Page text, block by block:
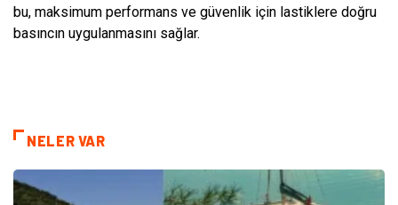
bu, maksimum performans ve güvenlik için lastiklere doğru
basıncın uygulanmasını sağlar.
NELER VAR